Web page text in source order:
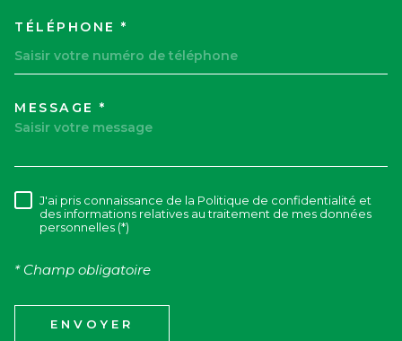
TÉLÉPHONE *
MESSAGE *
RÈGLEMENTATION
J'ai pris connaissance de la Politique de confidentialité et
des informations relatives au traitement de mes données
personnelles (*)
* Champ obligatoire
ENVOYER